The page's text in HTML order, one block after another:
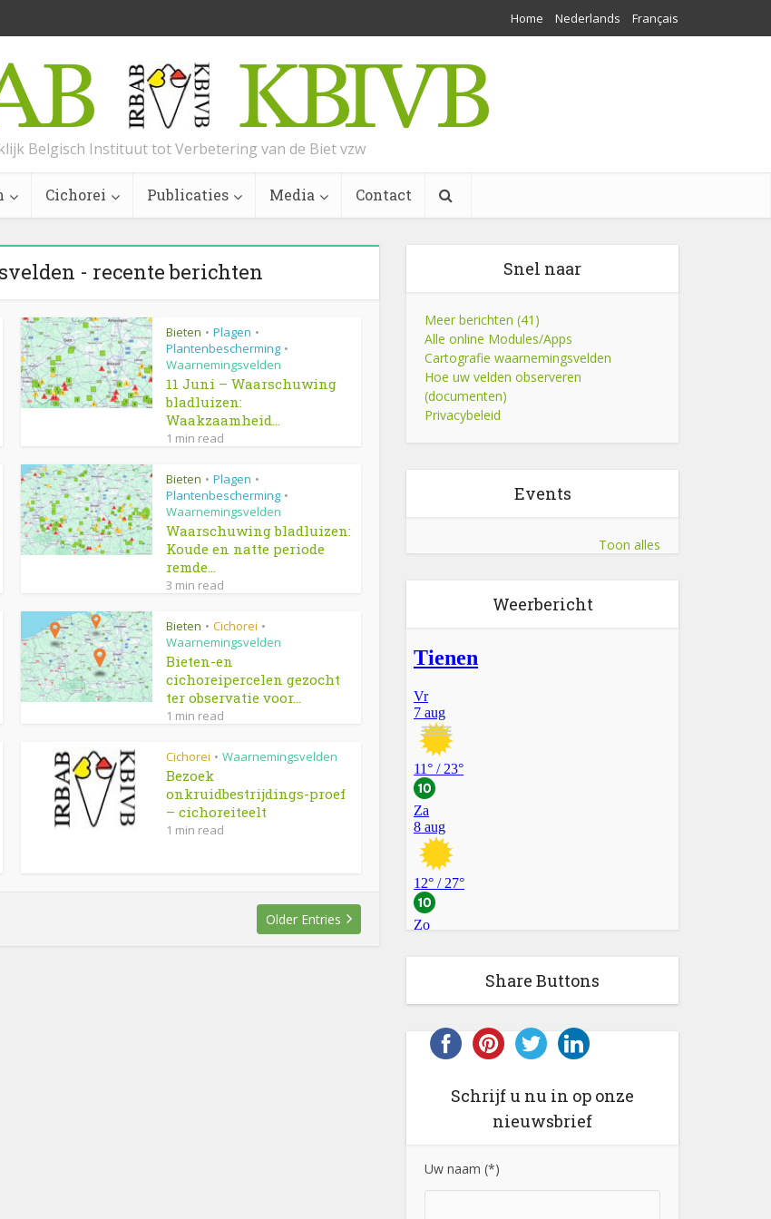
Home Nederlands Français
Belgisch Instituut tot Verbetering van de Biet vzw
Cichorei Publicaties Media Contact
- recente berichten
Bieten • Plagen •
Plantenbescherming •
Waarnemingsvelden
11 Juni – Waarschuwing
bladluizen:
Waakzaamheid...
1 min read
Bieten • Plagen •
Plantenbescherming •
Waarnemingsvelden
Waarschuwing bladluizen:
Koude en natte periode
remde...
3 min read
Bieten • Cichorei •
Waarnemingsvelden
Bieten-en
cichoreipercelen gezocht
ter observatie voor...
1 min read
Cichorei • Waarnemingsvelden
Bezoek
onkruidbestrijdings-proef
– cichoreiteelt
1 min read
Older Entries
Snel naar
Meer berichten (41)
Alle online Modules/Apps
Cartografie waarnemingsvelden
Hoe uw velden observeren
(documenten)
Privacybeleid
Events
Toon alles
Weerbericht
Share Buttons
Schrijf u nu in op onze
nieuwsbrief
Uw naam (*)